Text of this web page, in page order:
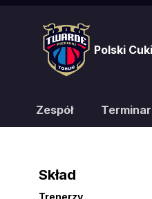
Polski
Zespół
Skład
Trenerzy